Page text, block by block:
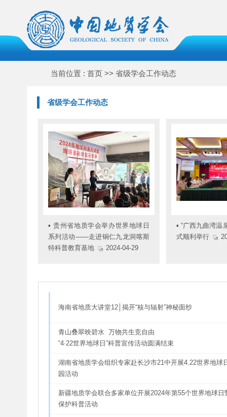
当前位置 : 首页 >> 省级学会工作动态
省级学会工作动态
▪贵州省地质学会举办世界地球日
系列活动——走进铜仁九龙洞喀斯
特科普教育基地
2024-04-29
▪“广西九曲湾温
式顺利举行
海南省地质大讲堂12│揭开“核与辐射”神秘面纱
青山叠翠映碧水  万物共生竞自由
“4·22世界地球日”科普宣传活动圆满结束
湖南省地质学会组织专家赴长沙市21中开展4.22世界地球
园活动
新疆地质学会联合多家单位开展2024年第55个世界地球日
保护科普活动